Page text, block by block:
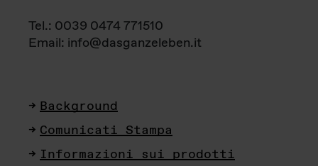
Tel.: 0039 0474 771510
Email: info@dasganzeleben.it
Background
Comunicati Stampa
Informazioni sui prodotti